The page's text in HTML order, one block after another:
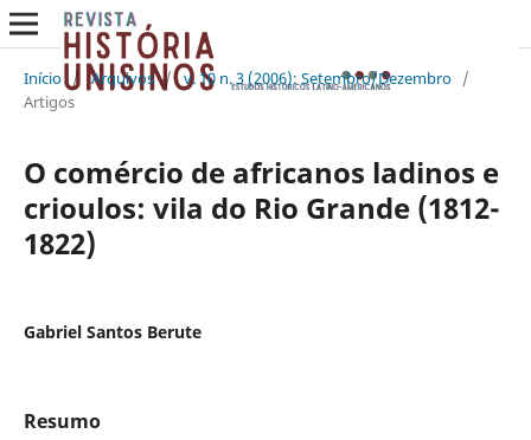
Início / Arquivos / v. 10 n. 3 (2006): Setembro/Dezembro /
Artigos
O comércio de africanos ladinos e
crioulos: vila do Rio Grande (1812-
1822)
Gabriel Santos Berute
Resumo